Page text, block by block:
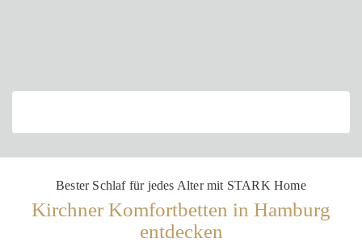
Bester Schlaf für jedes Alter mit STARK Home
Kirchner Komfortbetten in Hamburg
entdecken